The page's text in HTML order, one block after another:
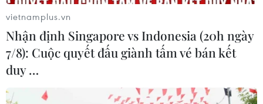
vietnamplus.vn
Nhận định Singapore vs Indonesia (20h ngày
7/8): Cuộc quyết đấu giành tấm vé bán kết
duy …